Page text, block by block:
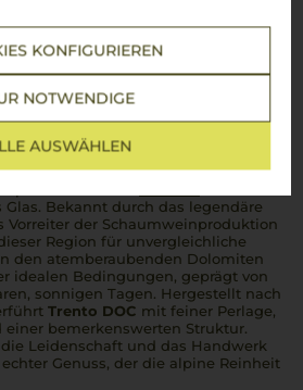
KONFIGURIEREN
NOTWENDIGE
AUSWÄHLEN
den Alpen
Bekannt durch das legendäre
Vorreiter der Schaumweinproduktion
Region für unvergleichliche
den atemberaubenden Dolomiten
idealen Bedingungen, geprägt von
sonnigen Tagen. Hergestellt nach
Trento DOC mit feiner Perlage,
bemerkenswerten Struktur.
Leidenschaft und das Handwerk
Genuss, der die alpine Reinheit